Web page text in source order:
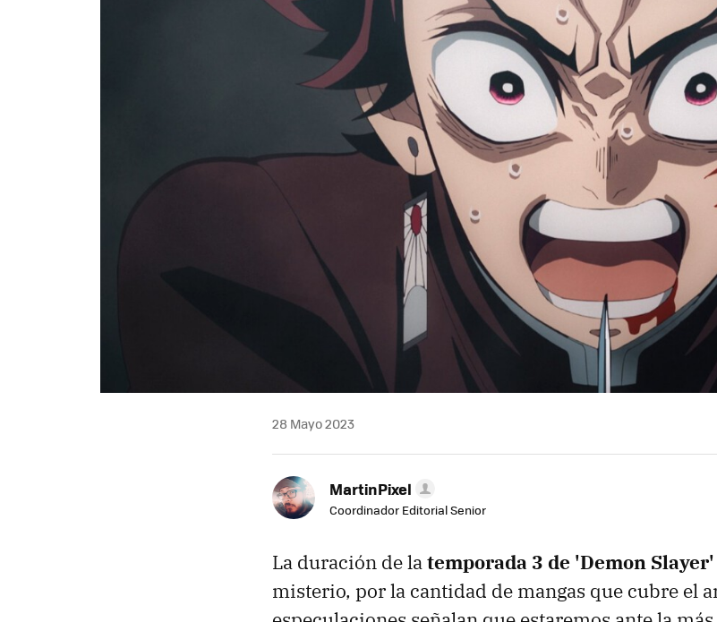
28 Mayo 2023
MartinPixel
Coordinador Editorial Senior
La duración de latemporada 3 de 'Demon Slayer'
misterio, por la cantidad de mangas que cubre el